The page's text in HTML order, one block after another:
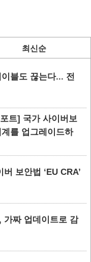
최신순
블도 끊는다... 전
트] 국가 사이버보
를 업그레이드하
보안법 ‘EU CRA’
가짜 업데이트로 감